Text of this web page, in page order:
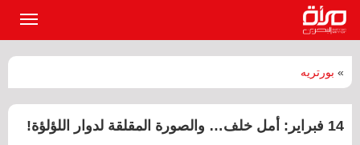
» بورتريه
14 فبراير: أمل خلف… والصورة المقلقة لدوار اللؤلؤة!